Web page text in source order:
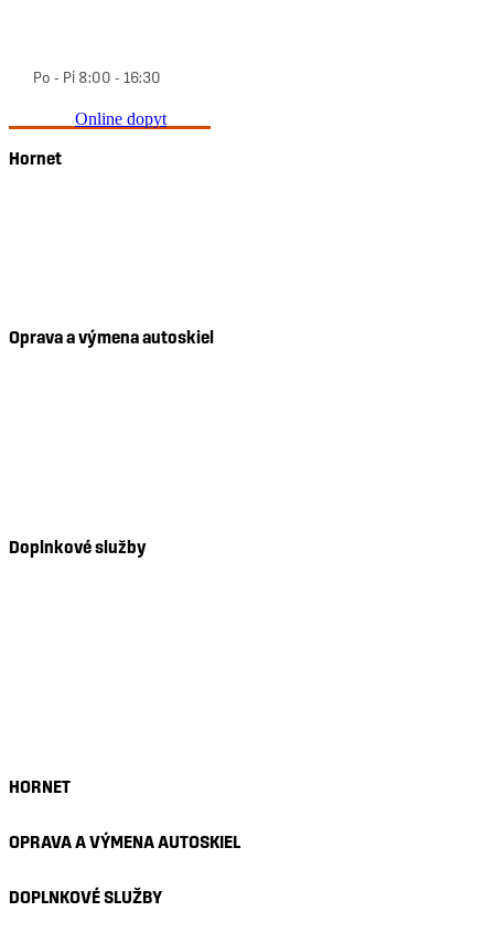
Po - Pi 8:00 - 16:30
Online dopyt
Hornet
Oprava a výmena autoskiel
Doplnkové služby
HORNET
OPRAVA A VÝMENA AUTOSKIEL
DOPLNKOVÉ SLUŽBY